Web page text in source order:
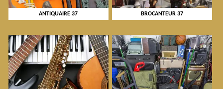
ANTIQUAIRE 37 BROCANTEUR 37